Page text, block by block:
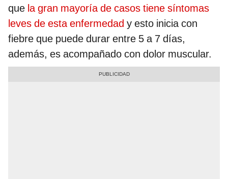
que la gran mayoría de casos tiene síntomas
leves de esta enfermedad y esto inicia con
fiebre que puede durar entre 5 a 7 días,
además, es acompañado con dolor muscular.